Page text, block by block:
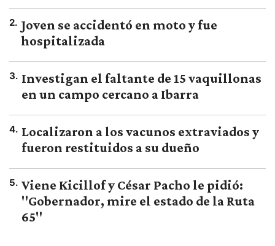
2. Joven se accidentó en moto y fue
hospitalizada
3. Investigan el faltante de 15 vaquillonas
en un campo cercano a Ibarra
4. Localizaron a los vacunos extraviados y
fueron restituidos a su dueño
5. Viene Kicillof y César Pacho le pidió:
"Gobernador, mire el estado de la Ruta
65"